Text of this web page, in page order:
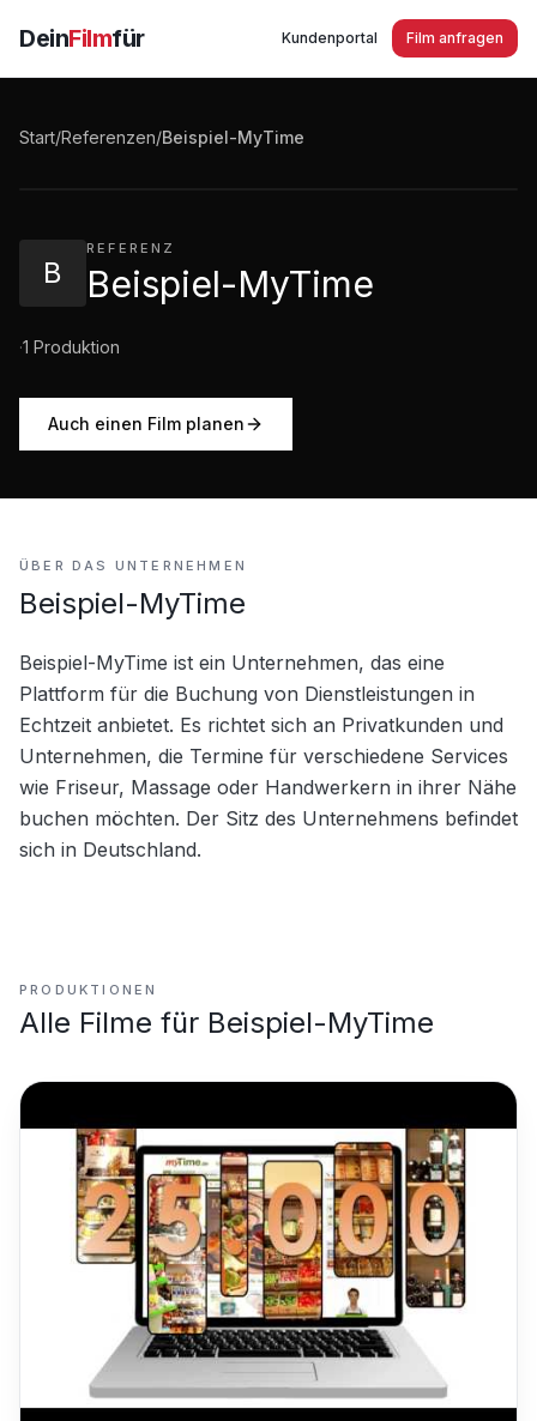
DeinFilmfür Kundenportal Film anfragen
Start/Referenzen/Beispiel-MyTime
B
REFERENZ
Beispiel-MyTime
·1 Produktion
Auch einen Film planen
Beispiel-MyTime
ÜBER DAS UNTERNEHMEN
Beispiel-MyTime
Beispiel-MyTime ist ein Unternehmen, das eine
Plattform für die Buchung von Dienstleistungen in
Echtzeit anbietet. Es richtet sich an Privatkunden und
Unternehmen, die Termine für verschiedene Services
wie Friseur, Massage oder Handwerkern in ihrer Nähe
buchen möchten. Der Sitz des Unternehmens befindet
sich in Deutschland.
PRODUKTIONEN
Alle Filme für Beispiel-MyTime